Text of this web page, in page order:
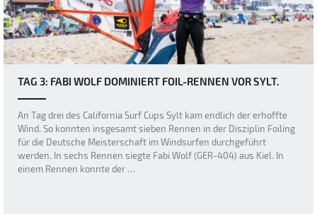
TAG 3: FABI WOLF DOMINIERT FOIL-RENNEN VOR SYLT.
An Tag drei des California Surf Cups Sylt kam endlich der erhoffte
Wind. So konnten insgesamt sieben Rennen in der Disziplin Foiling
für die Deutsche Meisterschaft im Windsurfen durchgeführt
werden. In sechs Rennen siegte Fabi Wolf (GER-404) aus Kiel. In
einem Rennen konnte der …